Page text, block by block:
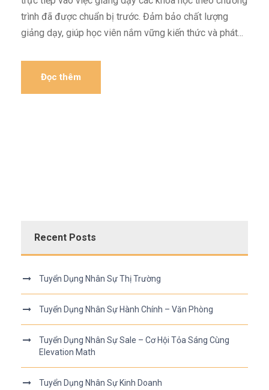
trình đã được chuẩn bị trước. Đảm bảo chất lượng
giảng dạy, giúp học viên nắm vững kiến thức và phát...
Đọc thêm
Recent Posts
Tuyển Dụng Nhân Sự Thị Trường
Tuyển Dụng Nhân Sự Hành Chính – Văn Phòng
Tuyển Dụng Nhân Sự Sale – Cơ Hội Tỏa Sáng Cùng
Elevation Math
Tuyển Dụng Nhân Sự Kinh Doanh